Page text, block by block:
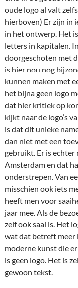
oude logo al valt
hierboven) Er zijn in
in het ontwerp. Het
letters in kapitalen.
doorgeschoten met
is hier nou nog
kunnen maken met
het bijna geen logo
dat hier kritiek op
kijkt naar de logo’s
is dat dit unieke
dan niet met een
gebruikt. Er is echter
Amsterdam en dat
onderstrepen. Van
misschien ook iets
heeft men voor
jaar mee. Als de
zelf ook saai is. Het
wat dat betreft meer
moderne kunst die
is geen logo. Het is
gewoon tekst.